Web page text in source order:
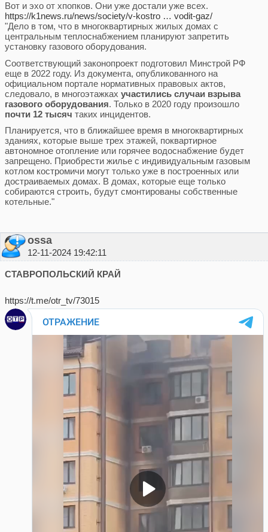
Вот и эхо от хпопков. Они уже достали уже всех.
https://k1news.ru/news/society/v-kostro … vodit-gaz/
"Дело в том, что в многоквартирных жилых домах с
центральным теплоснабжением планируют запретить
установку газового оборудования.
Соответствующий законопроект подготовил Минстрой РФ
еще в 2022 году. Из документа, опубликованного на
официальном портале нормативных правовых актов,
следовало, в многоэтажках участились случаи взрыва
газового оборудования. Только в 2020 году произошло
почти 12 тысяч таких инцидентов.
Планируется, что в ближайшее время в многоквартирных
зданиях, которые выше трех этажей, поквартирное
автономное отопление или горячее водоснабжение будет
запрещено. Приобрести жилье с индивидуальным газовым
котлом костромичи могут только уже в построенных или
достраиваемых домах. В домах, которые еще только
собираются строить, будут смонтированы собственные
котельные."
ossa
12-11-2024 19:42:11
СТАВРОПОЛЬСКИЙ КРАЙ
https://t.me/otr_tv/73015